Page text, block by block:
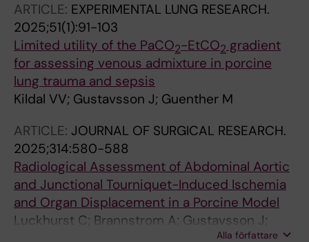
ARTICLE: EXPERIMENTAL LUNG RESEARCH.
2025;51(1):91-103
Limited utility of the PaCO2-EtCO2 gradient
for assessing venous admixture in porcine
lung trauma and sepsis
Kildal VV; Gustavsson J; Guenther M
ARTICLE: JOURNAL OF SURGICAL RESEARCH.
2025;314:580-588
Radiological Assessment of Abdominal Aortic
and Junctional Tourniquet-Induced Ischemia
and Organ Displacement in a Porcine Model
Luckhurst C; Brannstrom A; Gustavsson J;
Alla författare